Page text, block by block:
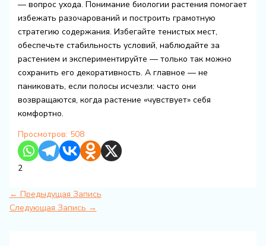
— вопрос ухода. Понимание биологии растения помогает
избежать разочарований и построить грамотную
стратегию содержания. Избегайте тенистых мест,
обеспечьте стабильность условий, наблюдайте за
растением и экспериментируйте — только так можно
сохранить его декоративность. А главное — не
паниковать, если полосы исчезли: часто они
возвращаются, когда растение «чувствует» себя
комфортно.
Просмотров: 508
2
← Предыдущая Запись
Следующая Запись →